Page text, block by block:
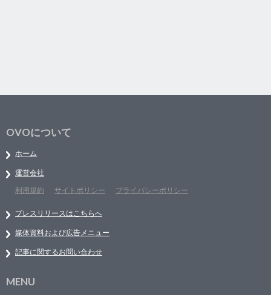
OVOについて
ホーム
運営会社
利用規約
サイトポリシー プライバシーポリシー
プレスリリースはこちらへ
媒体資料および広告メニュー
記事に関するお問い合わせ
MENU